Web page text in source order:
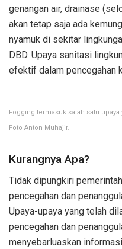
genangan air, drainase
akan tetap saja ada
nyamuk di sekitar
DBD. Upaya sanitasi
efektif dalam pencegahan
Fogging termasuk salah satu
Foto Anton Muhajir.
Kurangnya Apa?
Tidak dipungkiri
pencegahan dan
Upaya-upaya yang telah
pencegahan dan
menyebarluaskan